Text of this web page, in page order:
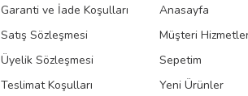
Garanti ve İade Koşulları
Satış Sözleşmesi
Üyelik Sözleşmesi
Teslimat Koşulları
Anasayfa
Müşteri
Sepetim
Yeni Ürünler